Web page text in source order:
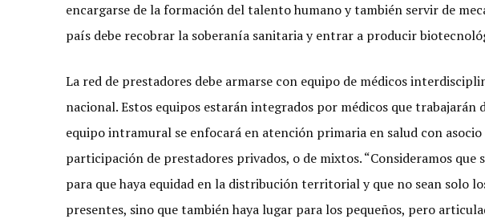
encargarse de la formación del talento humano y también servir de
país debe recobrar la soberanía sanitaria y entrar a producir
La red de prestadores debe armarse con equipo de médicos
nacional. Estos equipos estarán integrados por médicos que
equipo intramural se enfocará en atención primaria en salud con
participación de prestadores privados, o de mixtos. “Consideramos
para que haya equidad en la distribución territorial y que no sean solo
presentes, sino que también haya lugar para los pequeños, pero